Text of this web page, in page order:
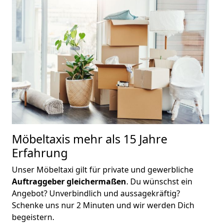
Möbeltaxis mehr als 15 Jahre
Erfahrung
Unser Möbeltaxi gilt für private und gewerbliche
Auftraggeber gleichermaßen. Du wünschst ein
Angebot? Unverbindlich und aussagekräftig?
Schenke uns nur 2 Minuten und wir werden Dich
begeistern.